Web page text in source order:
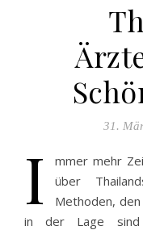
31.
I
mmer mehr
über
Methoden,
in der Lage sind